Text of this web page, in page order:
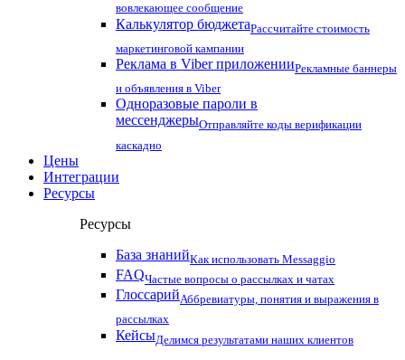
вовлекающее сообщение
Калькулятор бюджетаРассчитайте стоимость
маркетинговой кампании
Реклама в Viber приложенииРекламные баннеры
и объявления в Viber
Одноразовые пароли в
мессенджерыОтправляйте коды верификации
каскадно
Цены
Интеграции
Ресурсы
Ресурсы
База знанийКак использовать Messaggio
FAQЧастые вопросы о рассылках и чатах
ГлоссарийАббревиатуры, понятия и выражения в
рассылках
КейсыДелимся результатами наших клиентов